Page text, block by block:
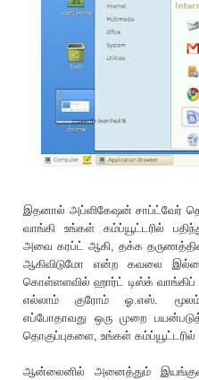
இதனால் அப்ளிகேஷன் சாப்ட்வேர்
வாங்கி உங்கள் கம்ப்யூட்டரில்
அவை கரப்ட் ஆகி, தக்க தருணத்தில்
ஆகிவிடுமோ என்ற கவலை
கொள்ளளவில் ஹார்ட் டிஸ்க்
எல்லாம் குரோம் ஓ.எஸ்.
எப்போதாவது ஒரு முறை
தொகுப்புகளை, உங்கள்
ஆன்லைனில் அனைத்தும்